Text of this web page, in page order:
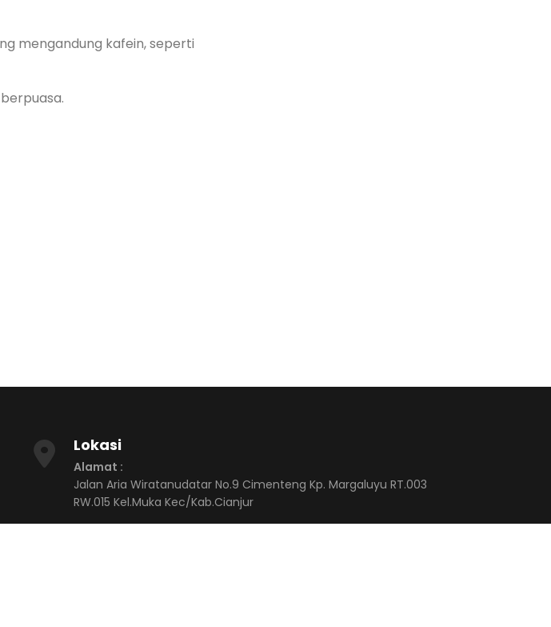
mengandung kafein, seperti
Lokasi
Alamat :
Jalan Aria Wiratanudatar No.9 Cimenteng Kp. Margaluyu RT.003
RW.015 Kel.Muka Kec/Kab.Cianjur